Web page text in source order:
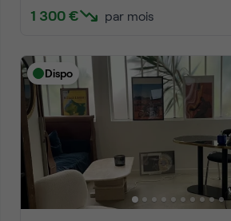
1 300 € par mois
Dispo